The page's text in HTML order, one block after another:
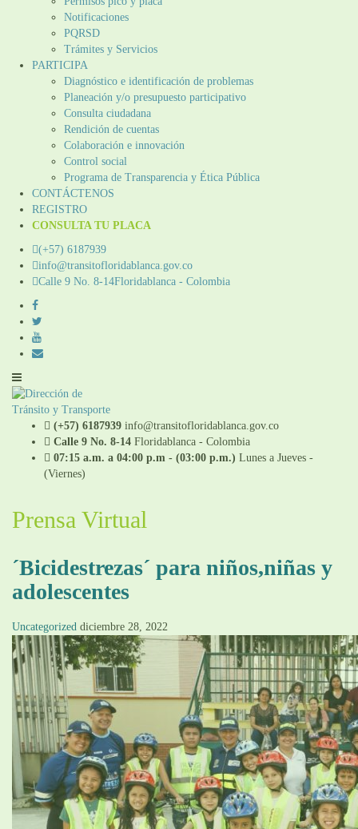
Notificaciones
PQRSD
Trámites y Servicios
PARTICIPA
Diagnóstico e identificación de problemas
Planeación y/o presupuesto participativo​
Consulta ciudadana
Rendición de cuentas
Colaboración e innovación
Control social
Programa de Transparencia y Ética Pública
CONTÁCTENOS
REGISTRO
CONSULTA TU PLACA
(+57) 6187939
info@transitofloridablanca.gov.co
Calle 9 No. 8-14Floridablanca - Colombia
(+57) 6187939 info@transitofloridablanca.gov.co
Calle 9 No. 8-14 Floridablanca - Colombia
07:15 a.m. a 04:00 p.m - (03:00 p.m.) Lunes a Jueves -
(Viernes)
Prensa Virtual
´Bicidestrezas´ para niños,niñas y
adolescentes
Uncategorized diciembre 28, 2022